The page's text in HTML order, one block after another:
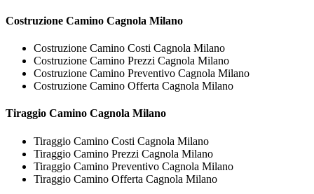
Costruzione Camino Cagnola Milano
Costruzione Camino Costi Cagnola Milano
Costruzione Camino Prezzi Cagnola Milano
Costruzione Camino Preventivo Cagnola Milano
Costruzione Camino Offerta Cagnola Milano
Tiraggio Camino Cagnola Milano
Tiraggio Camino Costi Cagnola Milano
Tiraggio Camino Prezzi Cagnola Milano
Tiraggio Camino Preventivo Cagnola Milano
Tiraggio Camino Offerta Cagnola Milano